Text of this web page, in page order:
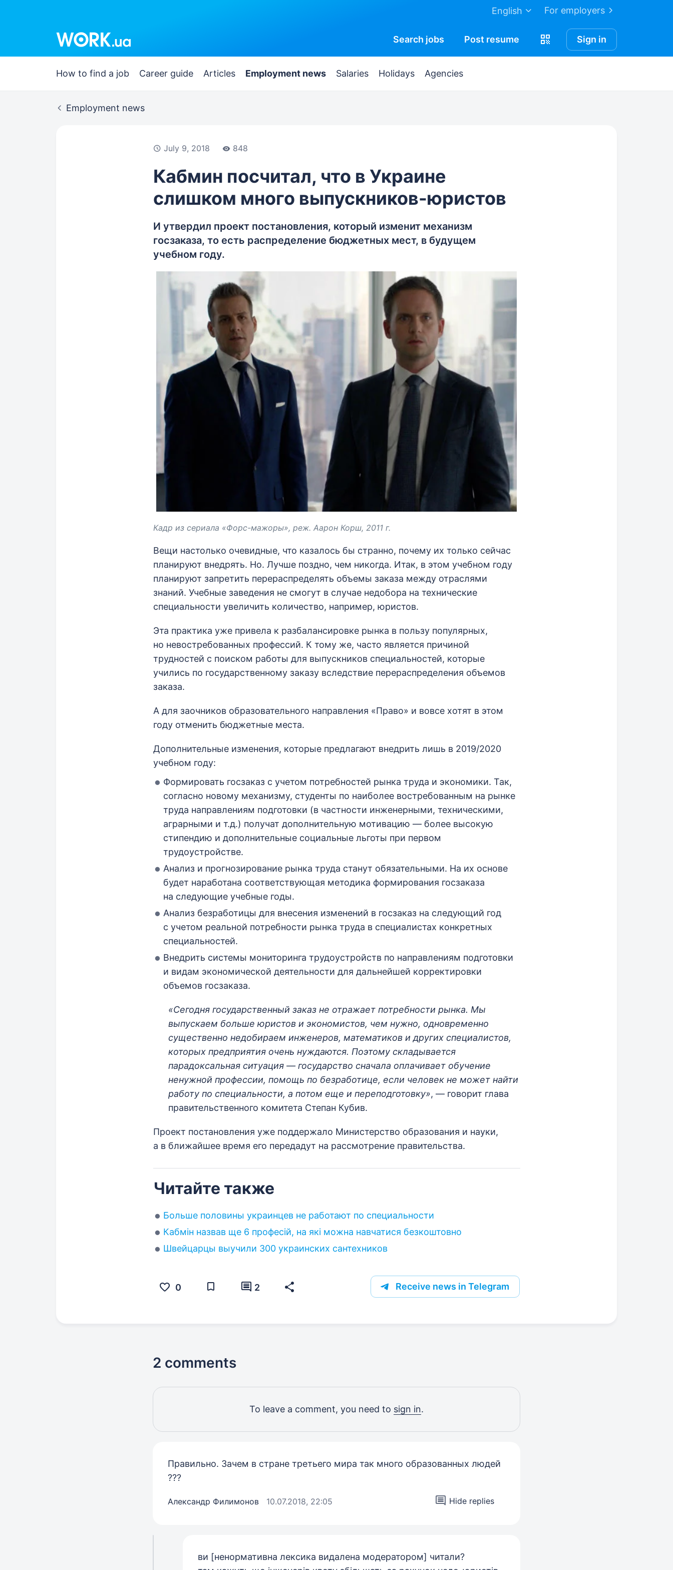
For employers
English
Search jobs Post resume Sign in
How to find a job Career guide Articles Employment news Salaries Holidays Agencies
Employment news
July 9, 2018 848
Кабмин посчитал, что в Украине
слишком много выпускников-юристов
И утвердил проект постановления, который изменит механизм
госзаказа, то есть распределение бюджетных мест, в будущем
учебном году.
Кадр из сериала «Форс-мажоры», реж. Аарон Корш, 2011 г.
Вещи настолько очевидные, что казалось бы странно, почему их только сейчас
планируют внедрять. Но. Лучше поздно, чем никогда. Итак, в этом учебном году
планируют запретить перераспределять объемы заказа между отраслями
знаний. Учебные заведения не смогут в случае недобора на технические
специальности увеличить количество, например, юристов.
Эта практика уже привела к разбалансировке рынка в пользу популярных,
но невостребованных профессий. К тому же, часто является причиной
трудностей с поиском работы для выпускников специальностей, которые
учились по государственному заказу вследствие перераспределения объемов
заказа.
А для заочников образовательного направления «Право» и вовсе хотят в этом
году отменить бюджетные места.
Дополнительные изменения, которые предлагают внедрить лишь в 2019/2020
учебном году:
Формировать госзаказ с учетом потребностей рынка труда и экономики. Так,
согласно новому механизму, студенты по наиболее востребованным на рынке
труда направлениям подготовки (в частности инженерными, техническими,
аграрными и т.д.) получат дополнительную мотивацию — более высокую
стипендию и дополнительные социальные льготы при первом
трудоустройстве.
Анализ и прогнозирование рынка труда станут обязательными. На их основе
будет наработана соответствующая методика формирования госзаказа
на следующие учебные годы.
Анализ безработицы для внесения изменений в госзаказ на следующий год
с учетом реальной потребности рынка труда в специалистах конкретных
специальностей.
Внедрить системы мониторинга трудоустройств по направлениям подготовки
и видам экономической деятельности для дальнейшей корректировки
объемов госзаказа.
«Сегодня государственный заказ не отражает потребности рынка. Мы
выпускаем больше юристов и экономистов, чем нужно, одновременно
существенно недобираем инженеров, математиков и других специалистов,
которых предприятия очень нуждаются. Поэтому складывается
парадоксальная ситуация — государство сначала оплачивает обучение
ненужной профессии, помощь по безработице, если человек не может найти
работу по специальности, а потом еще и переподготовку», — говорит глава
правительственного комитета Степан Кубив.
Проект постановления уже поддержало Министерство образования и науки,
а в ближайшее время его передадут на рассмотрение правительства.
Читайте также
Больше половины украинцев не работают по специальности
Кабмін назвав ще 6 професій, на які можна навчатися безкоштовно
Швейцарцы выучили 300 украинских сантехников
0 2 Receive news in Telegram
2 comments
To leave a comment, you need to sign in.
Правильно. Зачем в стране третьего мира так много образованных людей
???
Александр Филимонов 10.07.2018, 22:05 Hide replies
ви [ненормативна лексика видалена модератором] читали?